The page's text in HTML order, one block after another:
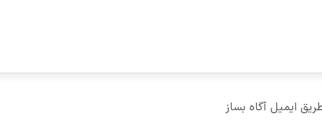
ایمیل آگاه بساز